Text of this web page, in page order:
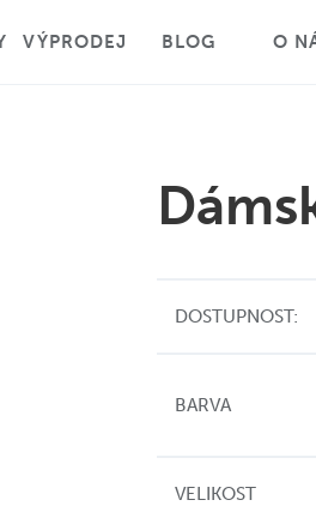
VÝPRODEJ BLOG O
DOSTUPNOST:
BARVA
VELIKOST